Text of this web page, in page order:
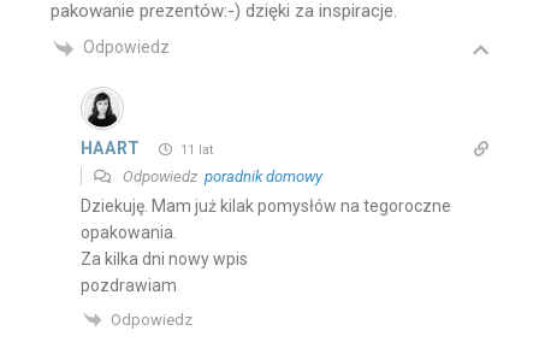
pakowanie prezentów:-) dzięki za inspiracje.
Odpowiedz
HAART 11 lat
Odpowiedz poradnik domowy
Dziekuję. Mam już kilak pomysłów na tegoroczne
opakowania.
Za kilka dni nowy wpis
pozdrawiam
Odpowiedz